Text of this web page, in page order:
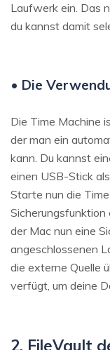
Laufwerk ein. Das
du kannst damit
• Die
Die Time Machine
der man ein
kann. Du kannst
einen USB-Stick
Starte nun die
der Mac nun eine
angeschlossenen
die externe Quelle
verfügt, um deine
2. FileVault